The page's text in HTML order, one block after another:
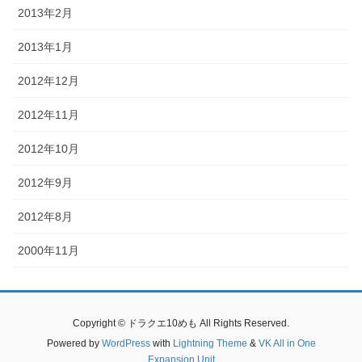
2013年2月
2013年1月
2012年12月
2012年11月
2012年10月
2012年9月
2012年8月
2000年11月
Copyright © ドラクエ10めも All Rights Reserved.
Powered by WordPresswith Lightning Theme & VK All in One